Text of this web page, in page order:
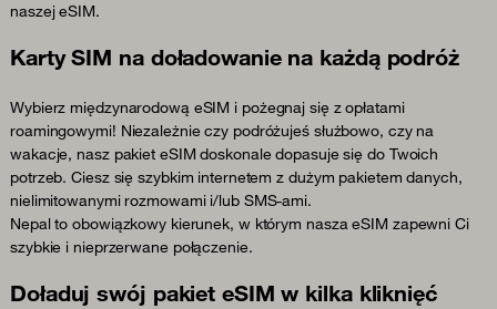
naszej eSIM.
Karty SIM na doładowanie na każdą podróż
Wybierz międzynarodową eSIM i pożegnaj się z opłatami
roamingowymi! Niezależnie czy podróżujeś służbowo, czy na
wakacje, nasz pakiet eSIM doskonale dopasuje się do Twoich
potrzeb. Ciesz się szybkim internetem z dużym pakietem danych,
nielimitowanymi rozmowami i/lub SMS-ami.
Nepal to obowiązkowy kierunek, w którym nasza eSIM zapewni Ci
szybkie i nieprzerwane połączenie.
Doładuj swój pakiet eSIM w kilka kliknięć